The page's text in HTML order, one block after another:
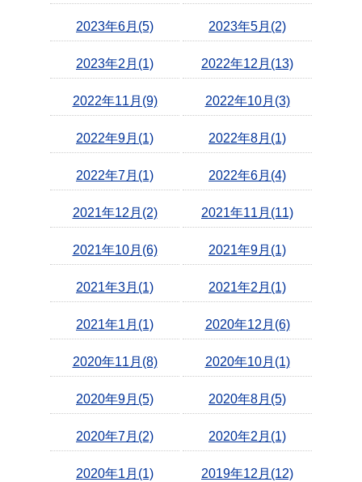
2023年6月(5) 2023年5月(2)
2023年2月(1) 2022年12月(13)
2022年11月(9) 2022年10月(3)
2022年9月(1) 2022年8月(1)
2022年7月(1) 2022年6月(4)
2021年12月(2) 2021年11月(11)
2021年10月(6) 2021年9月(1)
2021年3月(1) 2021年2月(1)
2021年1月(1) 2020年12月(6)
2020年11月(8) 2020年10月(1)
2020年9月(5) 2020年8月(5)
2020年7月(2) 2020年2月(1)
2020年1月(1) 2019年12月(12)